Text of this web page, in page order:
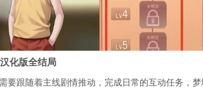
化版全结局
要跟随着主线剧情推动，完成日常的互动任务，